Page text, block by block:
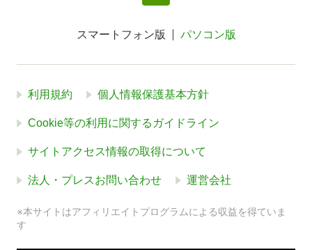
スマートフォン版 パソコン版
利用規約 個人情報保護基本方針
Cookie等の利用に関するガイドライン
サイトアクセス情報の取得について
法人・プレスお問い合わせ 運営会社
※本サイトはアフィリエイトプログラムによる収益を得ていま
す